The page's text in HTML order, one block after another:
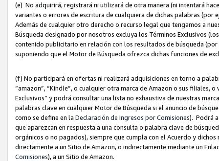
(e) No adquirirá, registrará ni utilizará de otra manera (ni intentará
variantes o errores de escritura de cualquiera de dichas palabras (por
Además de cualquier otro derecho o recurso legal que tengamos a
Búsqueda designado por nosotros excluya los Términos Exclusivos
contenido publicitario en relación con los resultados de búsqueda
suponiendo que el Motor de Búsqueda ofrezca dichas funciones de
(f) No participará en ofertas ni realizará adquisiciones en torno a
“amazon”, “Kindle”, o cualquier otra marca de Amazon o sus filiales,
Exclusivos” y podrá consultar una lista no exhaustiva de nuestras
palabras clave en cualquier Motor de Búsqueda si el anuncio de
como se define en la Declaración de Ingresos por Comisiones). Podrá
que aparezcan en respuesta a una consulta o palabra clave de
orgánicos o no pagados), siempre que cumpla con el Acuerdo y
directamente a un Sitio de Amazon, o indirectamente mediante un
Comisiones), a un Sitio de Amazon.